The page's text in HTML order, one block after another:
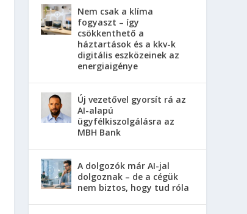
Nem csak a klíma
fogyaszt – így
csökkenthető a
háztartások és a kkv-k
digitális eszközeinek az
energiaigénye
Új vezetővel gyorsít rá az
AI-alapú
ügyfélkiszolgálásra az
MBH Bank
A dolgozók már AI-jal
dolgoznak – de a cégük
nem biztos, hogy tud róla